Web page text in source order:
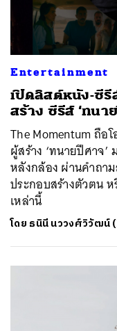
Entertainment
เปิดลิสต์หนัง-ซีรี
สร้าง ซีรีส์ ‘ทนา
The Momentum ถือ
ผู้สร้าง ‘ทนายปีศาจ
หลังกล้อง ผ่านคำถา
ประกอบสร้างตัวตน
เหล่านี้
โดย ธนินี นววงศ์วิวัฒน์